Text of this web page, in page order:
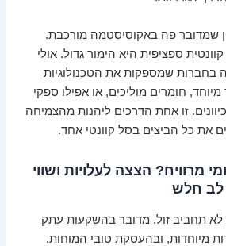
שמדובר פה באקוסיסטמה מורכבת.
ספציפית היא הימור גדול. אולי
בחברות שמספקות את הטכנולוגיות
מיוחד, חומרים מוליכים, או אפילו ספקי
זו אחת הדרכים ליהנות מהצמיחה
את כל הביצים בסל קוונטי אחד.
מרוויח? הצצה לעלויות ושווי
לב חלש
לא תחביב זול. מדובר בהשקעות עתק
מיוחדות, ובהעסקת טובי המוחות.